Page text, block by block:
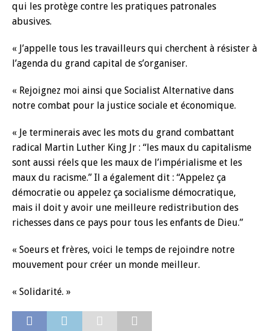
qui les protège contre les pratiques patronales
abusives.
« J’appelle tous les travailleurs qui cherchent à résister à
l’agenda du grand capital de s’organiser.
« Rejoignez moi ainsi que Socialist Alternative dans
notre combat pour la justice sociale et économique.
« Je terminerais avec les mots du grand combattant
radical Martin Luther King Jr : “les maux du capitalisme
sont aussi réels que les maux de l’impérialisme et les
maux du racisme.” Il a également dit : “Appelez ça
démocratie ou appelez ça socialisme démocratique,
mais il doit y avoir une meilleure redistribution des
richesses dans ce pays pour tous les enfants de Dieu.”
« Soeurs et frères, voici le temps de rejoindre notre
mouvement pour créer un monde meilleur.
« Solidarité. »